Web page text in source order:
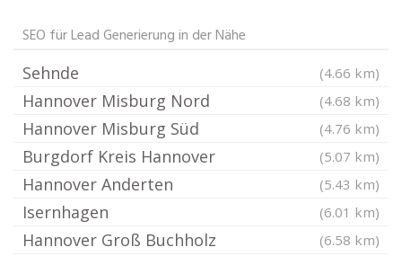
SEO für Lead Generierung in der Nähe
Sehnde (4.66 km)
Hannover Misburg Nord (4.68 km)
Hannover Misburg Süd (4.76 km)
Burgdorf Kreis Hannover (5.07 km)
Hannover Anderten (5.43 km)
Isernhagen (6.01 km)
Hannover Groß Buchholz (6.58 km)